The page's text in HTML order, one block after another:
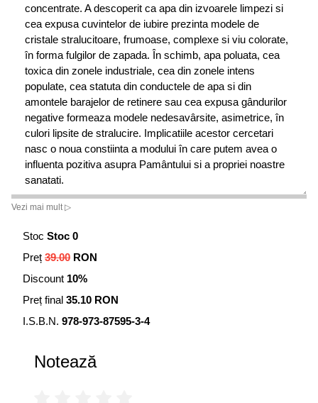
concentrate. A descoperit ca apa din izvoarele limpezi si
cea expusa cuvintelor de iubire prezinta modele de
cristale stralucitoare, frumoase, complexe si viu colorate,
în forma fulgilor de zapada. În schimb, apa poluata, cea
toxica din zonele industriale, cea din zonele intens
populate, cea statuta din conductele de apa si din
amontele barajelor de retinere sau cea expusa gândurilor
negative formeaza modele nedesavârsite, asimetrice, în
culori lipsite de stralucire. Implicatiile acestor cercetari
nasc o noua constiinta a modului în care putem avea o
influenta pozitiva asupra Pamântului si a propriei noastre
sanatati.
Înteleg ca unii oamenii nu constientizeaza semnificatia
principal al acestei carti este apa. Cu cât vei întelege mai
mult apa, cu atât îti va fi mai greu sa negi existenta unui
Dumnezeu. Mi-ar placea sa meditezi asupra simtirilor tale
cristalelor ce le vei descoperi în aceasta carte.
imaginam în mintea noastra devine lumea noastra. Acesta
Vezi mai mult ▷
Stoc Stoc 0
Preț 39.00 RON
Discount 10%
Preț final 35.10 RON
I.S.B.N. 978-973-87595-3-4
Notează